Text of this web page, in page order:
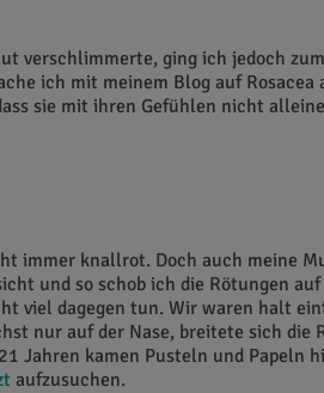
verschlimmerte, ging ich jedoch
ich mit meinem Blog auf Rosacea
sie mit ihren Gefühlen nicht
immer knallrot. Doch auch meine
und so schob ich die Rötungen auf
viel dagegen tun. Wir waren halt
nur auf der Nase, breitete sich die
Jahren kamen Pusteln und Papeln
aufzusuchen.